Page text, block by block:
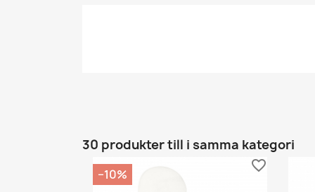
30 produkter till i samma kategori
−10%
favorite_border